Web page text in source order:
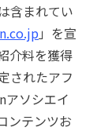
含まれてい
」を宣
介料を獲得
されたアフ
アソシエイ
ンテンツお